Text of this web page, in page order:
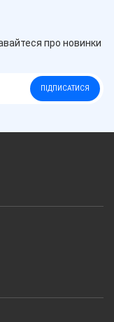
про новинки
ПІДПИСАТИСЯ